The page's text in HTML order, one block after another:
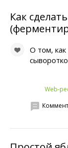
Как
О том,
Web-